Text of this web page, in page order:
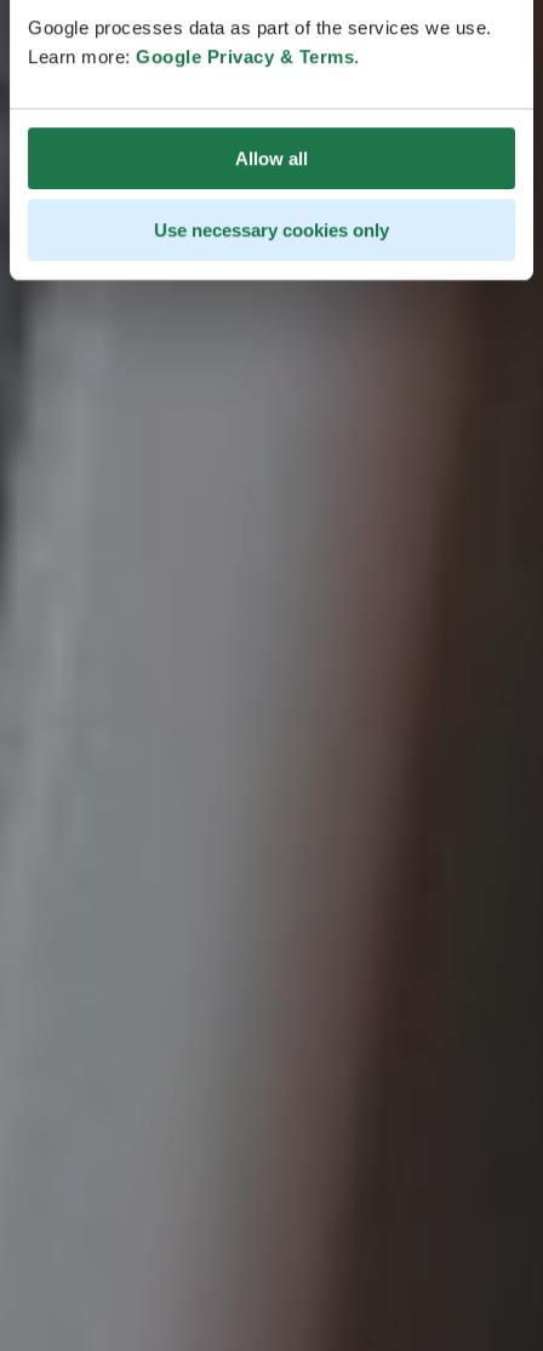
Google processes data as part of the services we use.
Learn more: Google Privacy & Terms.
Allow all
Use necessary cookies only
och skärgården samt Insjöfinland. På den här rutten
får resenärerna uppleva Finlands livliga städer,
naturlandskapen som är unika för varje region.